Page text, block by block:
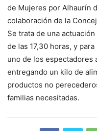
de Mujeres por Alhaurín
colaboración de la
Se trata de una
de las 17,30 horas, y
uno de los espectadores
entregando un kilo de
productos no
familias necesitadas.